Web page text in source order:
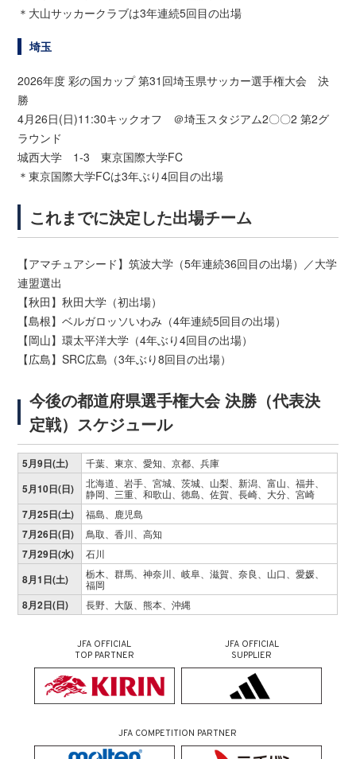
＊大山サッカークラブは3年連続5回目の出場
埼玉
2026年度 彩の国カップ 第31回埼玉県サッカー選手権大会 決
勝
4月26日(日)11:30キックオフ ＠埼玉スタジアム2〇〇2 第2グ
ラウンド
城西大学 1-3 東京国際大学FC
＊東京国際大学FCは3年ぶり4回目の出場
これまでに決定した出場チーム
【アマチュアシード】筑波大学（5年連続36回目の出場）／大学
連盟選出
【秋田】秋田大学（初出場）
【島根】ベルガロッソいわみ（4年連続5回目の出場）
【岡山】環太平洋大学（4年ぶり4回目の出場）
【広島】SRC広島（3年ぶり8回目の出場）
今後の都道府県選手権大会 決勝（代表決
定戦）スケジュール
5月9日(土) 千葉、東京、愛知、京都、兵庫
5月10日(日)
北海道、岩手、宮城、茨城、山梨、新潟、富山、福井、
静岡、三重、和歌山、徳島、佐賀、長崎、大分、宮崎
7月25日(土) 福島、鹿児島
7月26日(日) 鳥取、香川、高知
7月29日(水) 石川
8月1日(土)
栃木、群馬、神奈川、岐阜、滋賀、奈良、山口、愛媛、
福岡
8月2日(日) 長野、大阪、熊本、沖縄
JFA OFFICIAL
TOP PARTNER
JFA OFFICIAL
SUPPLIER
JFA COMPETITION PARTNER